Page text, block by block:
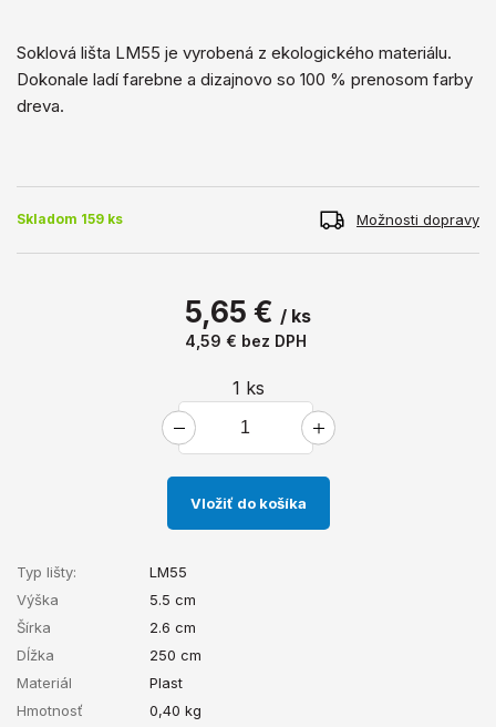
Soklová lišta LM55 je vyrobená z ekologického materiálu.
Dokonale ladí farebne a dizajnovo so 100 % prenosom farby
dreva.
Skladom 159 ks Možnosti dopravy
5,65 € / ks
4,59 € bez DPH
1 ks
Vložiť do košíka
Typ lišty:
LM55
Výška
5.5 cm
Šírka
2.6 cm
Dĺžka
250 cm
Materiál
Plast
Hmotnosť
0,40 kg